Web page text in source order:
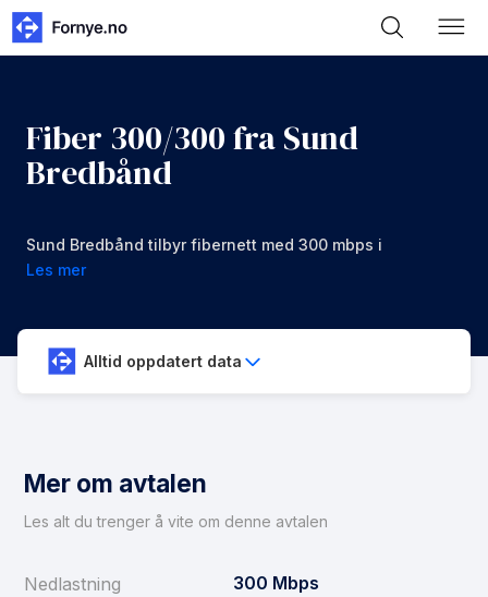
Fiber 300/300 fra Sund
Bredbånd
Sund Bredbånd tilbyr fibernett med 300 mbps i
nedlastning og opplastning for 699 kr/mnd
Les mer
Alltid oppdatert data
Mer om avtalen
Les alt du trenger å vite om denne avtalen
Nedlastning 300 Mbps